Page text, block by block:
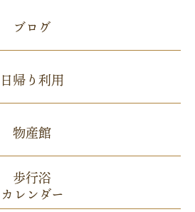
ブログ
日帰り利用
物産館
歩行浴
カレンダー